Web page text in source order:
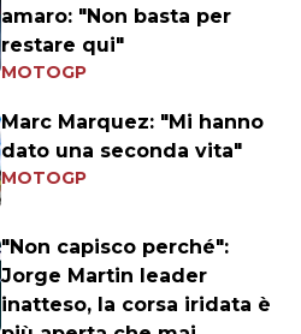
amaro: "Non basta per
restare qui"
MOTOGP
Marc Marquez: "Mi hanno
dato una seconda vita"
MOTOGP
"Non capisco perché":
Jorge Martin leader
inatteso, la corsa iridata è